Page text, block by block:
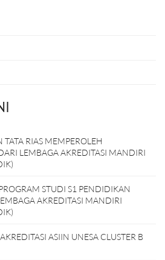
RIAS MEMPEROLEH
LEMBAGA AKREDITASI MANDIRI
STUDI S1 PENDIDIKAN
AKREDITASI MANDIRI
ASIIN UNESA CLUSTER B